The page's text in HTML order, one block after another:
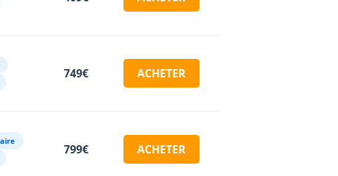
749€ ACHETER
799€ ACHETER